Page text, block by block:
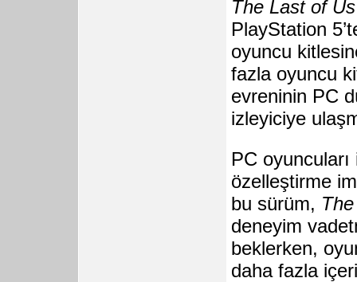
The Last of
PlayStation
oyuncu
fazla oyuncu
evreninin PC
izleyiciye
PC
özelleştirme
bu sürüm,
deneyim
beklerken,
daha fazla